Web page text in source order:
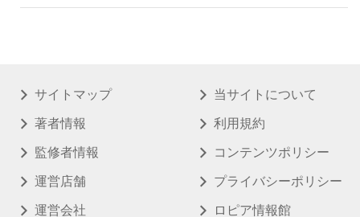
サイトマップ
著者情報
監修者情報
運営店舗
運営会社
当サイトについて
利用規約
コンテンツポリシー
プライバシーポリシー
ロピア情報館